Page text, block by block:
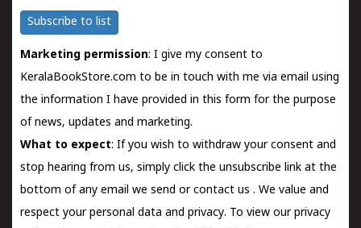
Subscribe to list
Marketing permission: I give my consent to
KeralaBookStore.com to be in touch with me via email using
the information I have provided in this form for the purpose
of news, updates and marketing.
What to expect: If you wish to withdraw your consent and
stop hearing from us, simply click the unsubscribe link at the
bottom of any email we send orcontact us . We value and
respect your personal data and privacy. To view our privacy